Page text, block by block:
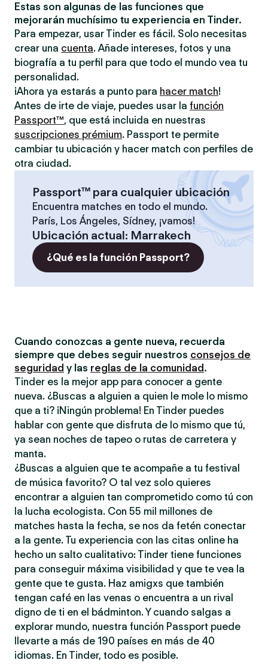
Estas son algunas de las funciones que
mejorarán muchísimo tu experiencia en Tinder.
Para empezar, usar Tinder es fácil. Solo necesitas
crear una cuenta. Añade intereses, fotos y una
biografía a tu perfil para que todo el mundo vea tu
personalidad.
¡Ahora ya estarás a punto para hacer match!
Antes de irte de viaje, puedes usar la función
Passport™, que está incluida en nuestras
suscripciones prémium. Passport te permite
cambiar tu ubicación y hacer match con perfiles de
otra ciudad.
Passport™ para cualquier ubicación
Encuentra matches en todo el mundo.
París, Los Ángeles, Sídney, ¡vamos!
Ubicación actual: Marrakech
¿Qué es la función Passport?
Cuando conozcas a gente nueva, recuerda
siempre que debes seguir nuestros consejos de
seguridad y las reglas de la comunidad .
Tinder es la mejor app para conocer a gente
nueva. ¿Buscas a alguien a quien le mole lo mismo
que a ti? ¡Ningún problema! En Tinder puedes
hablar con gente que disfruta de lo mismo que tú,
ya sean noches de tapeo o rutas de carretera y
manta.
¿Buscas a alguien que te acompañe a tu festival
de música favorito? O tal vez solo quieres
encontrar a alguien tan comprometido como tú con
la lucha ecologista. Con 55 mil millones de
matches hasta la fecha, se nos da fetén conectar
a la gente. Tu experiencia con las citas online ha
hecho un salto cualitativo: Tinder tiene funciones
para conseguir máxima visibilidad y que te vea la
gente que te gusta. Haz amigxs que también
tengan café en las venas o encuentra a un rival
digno de ti en el bádminton. Y cuando salgas a
explorar mundo, nuestra función Passport puede
llevarte a más de 190 países en más de 40
idiomas. En Tinder, todo es posible.